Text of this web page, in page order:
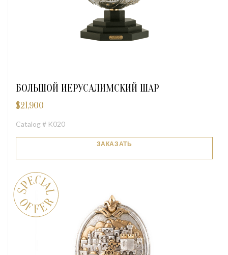
БОЛЬШОЙ ИЕРУСАЛИМСКИЙ ШАР
$21,900
Catalog # K020
ЗАКАЗАТЬ